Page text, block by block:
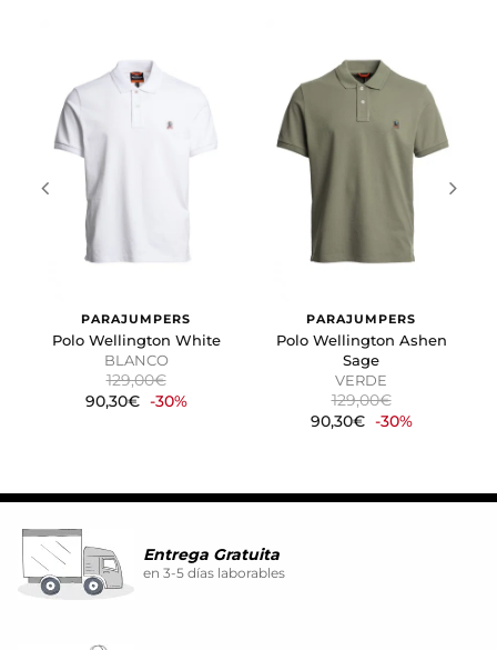
PARAJUMPERS
Polo Wellington White
BLANCO
129,00€
90,30€ -30%
PARAJUMPERS
Polo Wellington Ashen
Sage
VERDE
129,00€
90,30€ -30%
Entrega Gratuita
en 3-5 días laborables
GUARDAR CONFIGURACIÓN
Puedes volver a configurar tus cookies desde la sección
"Configuración de cookies" al pie de la página. También puedes
consultar nuestra